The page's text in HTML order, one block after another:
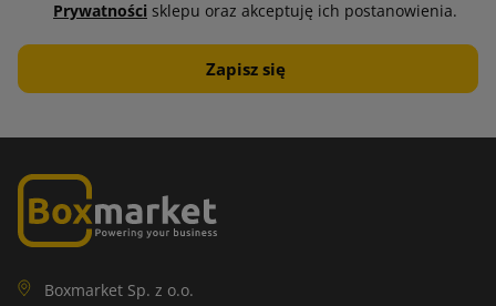
Prywatności sklepu oraz akceptuję ich postanowienia.
Boxmarket Sp. z o.o.